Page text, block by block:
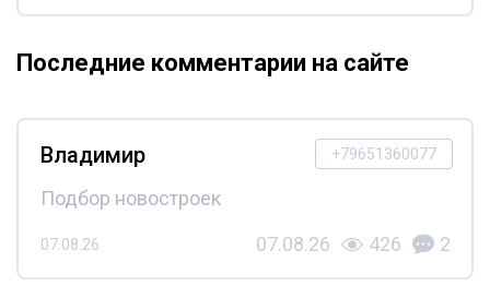
Последние комментарии на сайте
+79651360077
Владимир
Подбор новостроек
07.08.26 07.08.26 426 2